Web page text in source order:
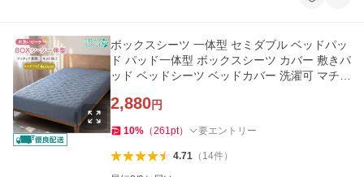
ボックスシーツ 一体型 セミダブル ベッドパッ
ド パッド一体型 ボックスシーツ カバー 敷きパ
ッド ベッドシーツ ベッドカバー 洗濯可 マチ3
2,880円
10% （261pt） 要エントリー
4.71（ 14件）